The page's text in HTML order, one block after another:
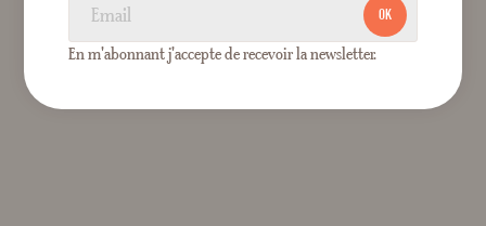
OK
En m'abonnant j'accepte de recevoir la newsletter.